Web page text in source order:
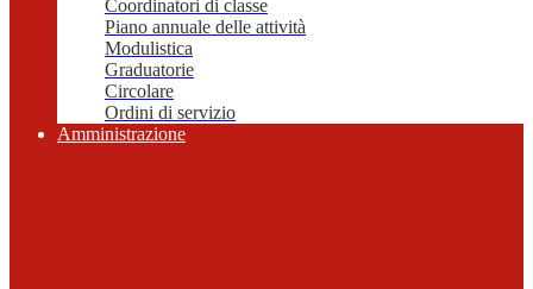
Coordinatori di classe
Piano annuale delle attività
Modulistica
Graduatorie
Circolare
Ordini di servizio
Amministrazione